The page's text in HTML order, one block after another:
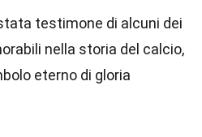
testimone di alcuni dei
nella storia del calcio,
eterno di gloria